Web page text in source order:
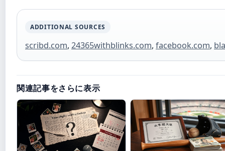
ADDITIONAL SOURCES
scribd.com, 24365withblinks.com, facebook.com,
関連記事をさらに表示